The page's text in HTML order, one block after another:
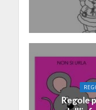
Regole